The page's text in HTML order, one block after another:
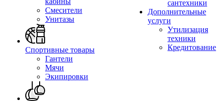
Смесители
Унитазы
Спортивные товары
Гантели
Мячи
Экипировки
сантехники
Дополнительные
услуги
Утилизация
техники
Кредитование